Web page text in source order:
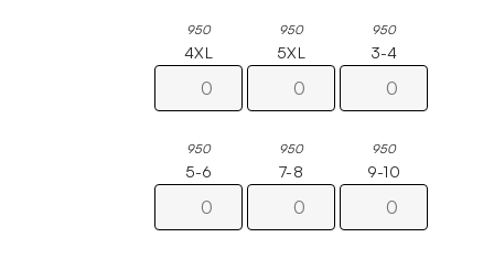
950 950 950
4XL
950
5XL
950
3-4
950
5-6 7-8 9-10